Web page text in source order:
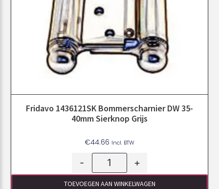
Fridavo 1436121SK Bommerscharnier DW 35-
40mm Sierknop Grijs
€44.66 Incl. BTW
- +
TOEVOEGEN AAN WINKELWAGEN